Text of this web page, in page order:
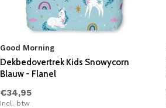
Good Morning
Dekbedovertrek Kids Snowycorn
Blauw - Flanel
€34,95
Incl. btw